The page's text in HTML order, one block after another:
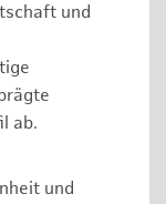
und
ab.
und